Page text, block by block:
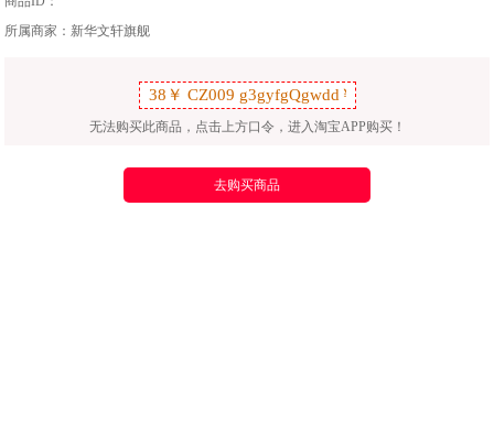
所属商家：新华文轩旗舰
无法购买此商品，点击上方口令，进入淘宝APP购买！
去购买商品